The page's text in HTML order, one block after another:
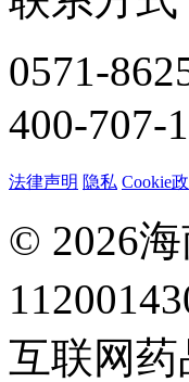
0571-
400-707-
法律声明 隐私 Cookie
© 2026
互联网